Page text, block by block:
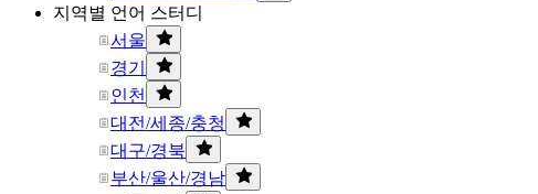
지역별 언어 스터디
서울
경기
인천
대전/세종/충청
대구/경북
부산/울산/경남